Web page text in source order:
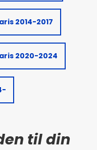
2014-2017
2020-2024
til din